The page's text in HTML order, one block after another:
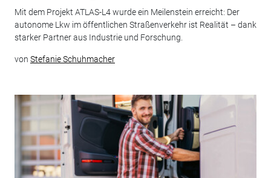
Mit dem Projekt ATLAS-L4 wurde ein Meilenstein erreicht: Der
autonome Lkw im öffentlichen Straßenverkehr ist Realität – dank
starker Partner aus Industrie und Forschung.
von Stefanie Schuhmacher